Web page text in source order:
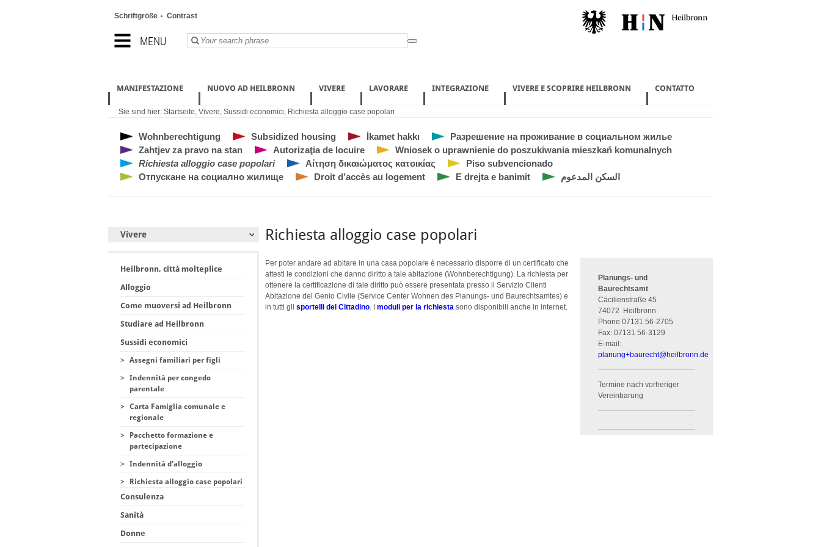
MENU
Schriftgröße Contrast
MANIFESTAZIONE NUOVO AD HEILBRONN VIVERE LAVORARE INTEGRAZIONE VIVERE E SCOPRIRE HEILBRONN CONTATTO
Sie sind hier: Startseite, Vivere, Sussidi economici, Richiesta alloggio case popolari
Wohnberechtigung Subsidized housing İkamet hakkı
Разрешение на проживание в социальном жилье
Zahtjev za pravo na stan
Autorizaţia de locuire
Wniosek o uprawnienie do poszukiwania mieszkań komunalnych
Richiesta alloggio case popolari
Αίτηση δικαιώματος κατοικίας
Piso subvencionado
Отпускане на социално жилище
Droit d’accès au logement E drejta e banimit السكن المدعوم
Vivere
Heilbronn, città molteplice
Alloggio
Come muoversi ad Heilbronn
Studiare ad Heilbronn
Sussidi economici
> Assegni familiari per figli
>
Indennità per congedo
parentale
>
Carta Famiglia comunale e
regionale
>
Pacchetto formazione e
partecipazione
> Indennità d'alloggio
> Richiesta alloggio case popolari
Consulenza
Sanità
Donne
Richiesta alloggio case popolari
Per poter andare ad abitare in una casa popolare è necessario disporre di un certificato che
attesti le condizioni che danno diritto a tale abitazione (Wohnberechtigung). La richiesta per
ottenere la certificazione di tale diritto può essere presentata presso il Servizio Clienti
Abitazione del Genio Civile (Service Center Wohnen des Planungs- und Baurechtsamtes) e
in tutti glisportelli del Cittadino. Imoduli per la richiesta sono disponibili anche in internet.
Planungs- und
Baurechtsamt
Cäcilienstraße 45
74072
Heilbronn
Phone07131 56-2705
Fax:07131 56-3129
E-mail:
planung+baurecht@heilbronn.de
Termine nach vorheriger
Vereinbarung